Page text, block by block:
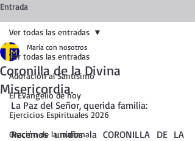
Entrada
Ver todas las entradas
Adoración al Santísimo
El Evangelio de hoy
Ejercicios Espirituales 2026
Oración de la mañana
Ver todas las entradas
Coronilla de la Divina
Misericordia.
María con nosotros
La Paz del Señor, querida familia:
Recemos unidos la CORONILLA DE LA